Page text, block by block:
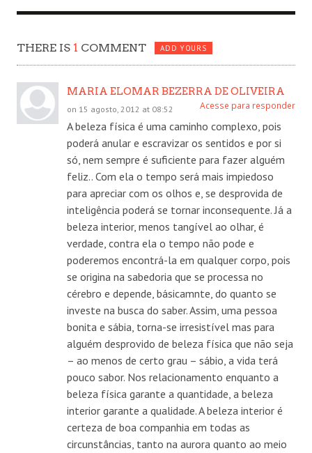
THERE IS 1 COMMENT ADD YOURS
MARIA ELOMAR BEZERRA DE OLIVEIRA
on 15 agosto, 2012 at 08:52 Acesse para responder
A beleza física é uma caminho complexo, pois
poderá anular e escravizar os sentidos e por si
só, nem sempre é suficiente para fazer alguém
feliz.. Com ela o tempo será mais impiedoso
para apreciar com os olhos e, se desprovida de
inteligência poderá se tornar inconsequente. Já a
beleza interior, menos tangível ao olhar, é
verdade, contra ela o tempo não pode e
poderemos encontrá-la em qualquer corpo, pois
se origina na sabedoria que se processa no
cérebro e depende, básicamnte, do quanto se
investe na busca do saber. Assim, uma pessoa
bonita e sábia, torna-se irresistível mas para
alguém desprovido de beleza física que não seja
– ao menos de certo grau – sábio, a vida terá
pouco sabor. Nos relacionamento enquanto a
beleza física garante a quantidade, a beleza
interior garante a qualidade. A beleza interior é
certeza de boa companhia em todas as
circunstâncias, tanto na aurora quanto ao meio